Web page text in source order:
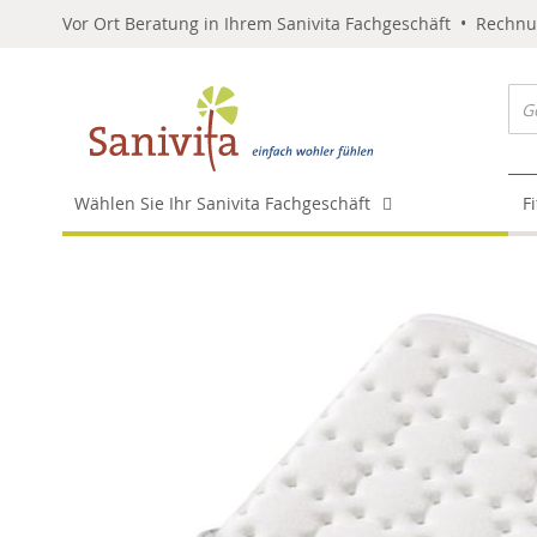
Vor Ort Beratung in Ihrem Sanivita Fachgeschäft •
Wählen Sie Ihr Sanivita Fachgeschäft